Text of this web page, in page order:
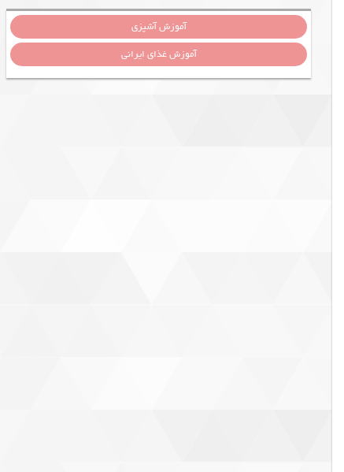
آموزش آشپزی
آموزش غذای ایرانی